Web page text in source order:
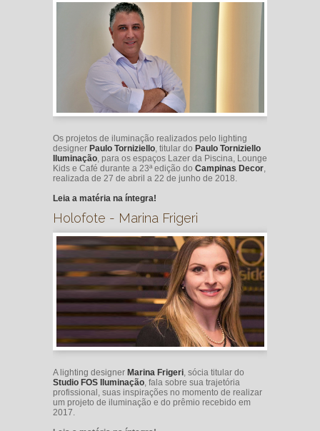
Os projetos de iluminação realizados pelo lighting
designer Paulo Torniziello, titular do Paulo Torniziello
Iluminação, para os espaços Lazer da Piscina, Lounge
Kids e Café durante a 23ª edição do Campinas Decor,
realizada de 27 de abril a 22 de junho de 2018.
Leia a matéria na íntegra!
Holofote - Marina Frigeri
A lighting designer Marina Frigeri, sócia titular do
Studio FOS Iluminação, fala sobre sua trajetória
profissional, suas inspirações no momento de realizar
um projeto de iluminação e do prêmio recebido em
2017.